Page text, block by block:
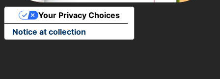
Notice at collection
Your Privacy Choices